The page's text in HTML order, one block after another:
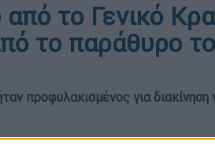
το Γενικό
το παράθυρο
προφυλακισμένος για